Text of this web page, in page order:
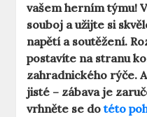
vašem herním týmu!
souboj a užijte si
napětí a soutěžení.
postavíte na stranu
zahradnického rýče.
jisté – zábava je
vrhněte se dotéto